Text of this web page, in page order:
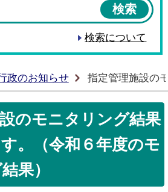
検索について
政のお知らせ 指定管理施設の
のモニタリング結果
。（令和６年度のモ
果）